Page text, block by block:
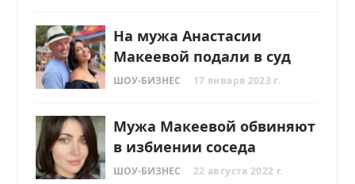
На мужа Анастасии
Макеевой подали в суд
ШОУ-БИЗНЕС 17 января 2023 г.
Мужа Макеевой обвиняют
в избиении соседа
ШОУ-БИЗНЕС 22 августа 2022 г.